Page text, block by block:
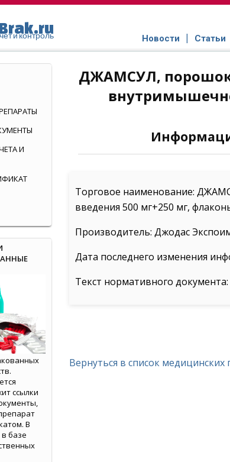
и контроль Новости Статьи
ДЖАМСУЛ, порошок
Торговое наименование:
введения 500 мг+250 мг,
Производитель: Джодас
Дата последнего изменения
Текст нормативного документа:
Вернуться в список медицинских
И
ссылки
В
базе